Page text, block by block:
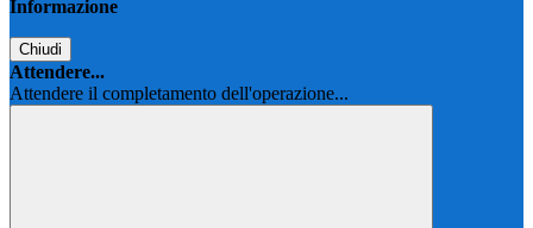
Informazione
Chiudi
Attendere...
Attendere il completamento dell'operazione...